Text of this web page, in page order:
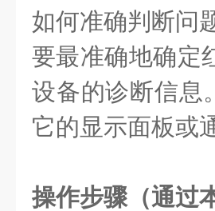
如何准确判断问
要最准确地确定
设备的诊断信息
它的显示面板或
操作步骤（通过